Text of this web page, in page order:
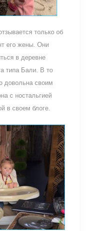
только об
его жены. Они
в деревне
типа Бали. В то
довольна своим
с ностальгией
в своем блоге.